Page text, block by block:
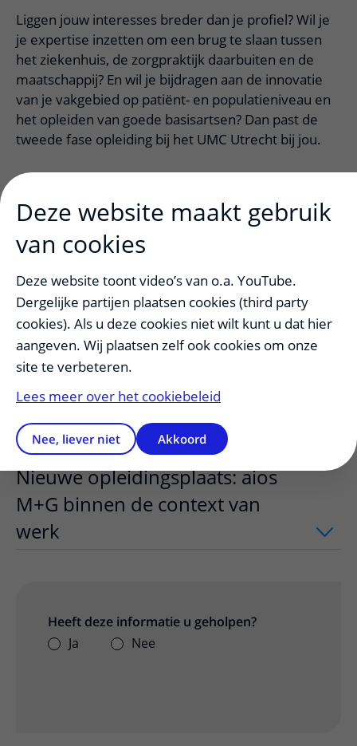
Liggen jouw interesses breder dan je profiel? Wil je
je expertise inzetten om een brug te slaan tussen
het ziekenhuis, de zorgpraktijk daarbuiten en de
maatschappij? En wil je bijdragen aan de innovatie
van je vakgebied op patiënt- en populatieniveau en
het opleiden van goede basisartsen? Dan past de
tweede fase opleiding bij het UMC Utrecht bij jou.
De opleidinguitklapper, klik om te
Wat vinden aios zelf van de
opleiding?uitklapper, klik om te
Nieuwe opleidingsplaats: aios
M+G binnen de context van
werk uitklapper, klik om te openen
Heeft deze informatie u geholpen?
Ja
Nee
Deze website maakt gebruik
van cookies
Deze website toont video’s van o.a. YouTube.
Dergelijke partijen plaatsen cookies (third party
cookies). Als u deze cookies niet wilt kunt u dat hier
aangeven. Wij plaatsen zelf ook cookies om onze
site te verbeteren.
Lees meer over het cookiebeleid
Nee, liever niet Akkoord